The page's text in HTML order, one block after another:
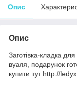
Опис
Опис
Заготівка-кладка
вуаля, подарунок
купити тут http://